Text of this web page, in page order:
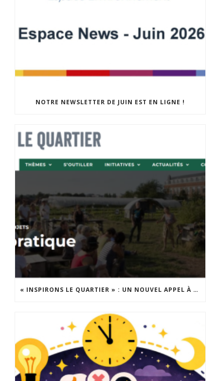
NOTRE NEWSLETTER DE JUIN EST EN LIGNE !
« INSPIRONS LE QUARTIER » : UN NOUVEL APPEL À PROJETS EST LANCÉ !